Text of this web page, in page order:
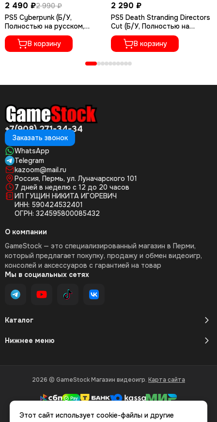
2 490 ₽2 990 ₽
PS5 Cyberpunk (Б/У,
Полностью на русском,
PPSA-04027)
В корзину
2 290 ₽
PS5 Death Stranding Directors
Cut (Б/У, Полностью на
русском языке, PPSA-01968)
В корзину
+7(908) 271-34-34
Заказать звонок
WhatsApp
Telegram
kazoom@mail.ru
Россия, Пермь, ул. Луначарского 101
7 дней в неделю с 12 до 20 часов
ИП ГУЩИН НИКИТА ИГОРЕВИЧ
ИНН: 590424532401
ОГРН: 324595800085432
Каталог
Нижнее меню
О компании
GameStock — это специализированный магазин в Перми,
который предлагает покупку, продажу и обмен видеоигр,
консолей и аксессуаров с гарантией на товар
Мы в социальных сетях
2026 © GameStock Магазин видеоигр. Карта сайта
Вся представленная на сайте информация, касающаяся
Этот сайт использует cookie-файлы и другие